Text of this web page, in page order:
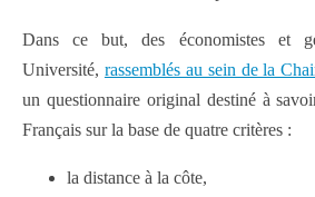
Dans ce but, des économistes et
Université, rassemblés au sein de la
un questionnaire original destiné à
Français sur la base de quatre critères :
la distance à la côte,